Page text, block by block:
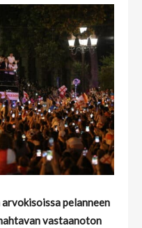
pelanneen
vastaanoton